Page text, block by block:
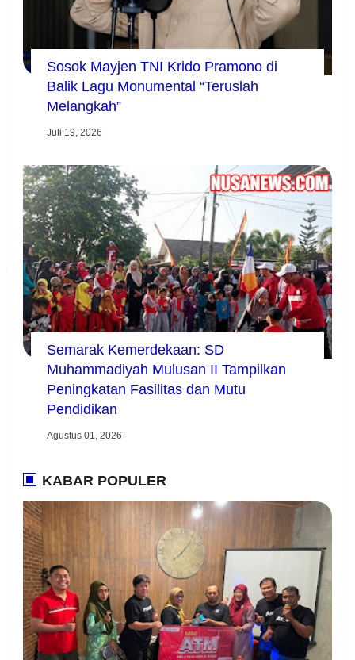
Sosok Mayjen TNI Krido Pramono di
Balik Lagu Monumental “Teruslah
Melangkah”
Juli 19, 2026
Semarak Kemerdekaan: SD
Muhammadiyah Mulusan II Tampilkan
Peningkatan Fasilitas dan Mutu
Pendidikan
Agustus 01, 2026
KABAR POPULER